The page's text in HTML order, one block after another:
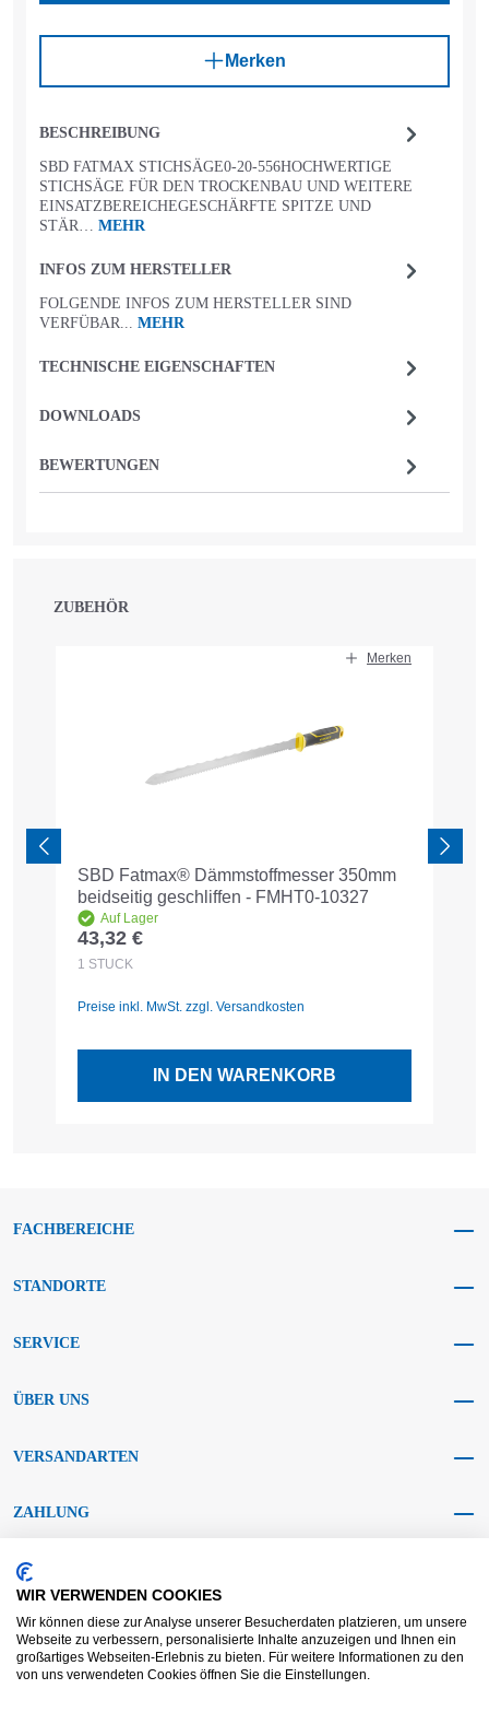
BESCHREIBUNG
SBD FATMAX STICHSÄGE0-20-556HOCHWERTIGE
STICHSÄGE FÜR DEN TROCKENBAU UND WEITERE
EINSATZBEREICHEGESCHÄRFTE SPITZE UND
STÄR… MEHR
INFOS ZUM HERSTELLER
FOLGENDE INFOS ZUM HERSTELLER SIND
VERFÜBAR... MEHR
TECHNISCHE EIGENSCHAFTEN
DOWNLOADS
BEWERTUNGEN
Merken
Produktgalerie überspringen
ZUBEHÖR
Merken
SBD Fatmax® Dämmstoffmesser 350mm
beidseitig geschliffen - FMHT0-10327
Auf Lager
Regulärer Preis:
43,32 €
1 STÜCK
Preise inkl. MwSt. zzgl. Versandkosten
IN DEN WARENKORB
FACHBEREICHE
STANDORTE
SERVICE
ÜBER UNS
VERSANDARTEN
ZAHLUNG
SOCIAL MEDIA
WIR VERWENDEN COOKIES
Wir können diese zur Analyse unserer Besucherdaten platzieren, um unsere
Webseite zu verbessern, personalisierte Inhalte anzuzeigen und Ihnen ein
großartiges Webseiten-Erlebnis zu bieten. Für weitere Informationen zu den
von uns verwendeten Cookies öffnen Sie die Einstellungen.